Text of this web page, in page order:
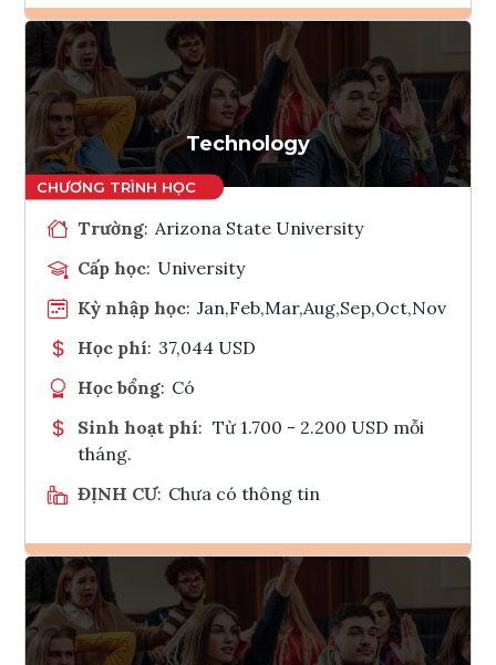
Ghi danh
Tham vấn Interlink
Technology
Trường: Arizona State University
Cấp học: University
Kỳ nhập học: Jan,Feb,Mar,Aug,Sep,Oct,Nov
Học phí: 37,044 USD
Học bổng: Có
Sinh hoạt phí: Từ 1.700 - 2.200 USD mỗi
tháng.
ĐỊNH CƯ: Chưa có thông tin
Ghi danh
Tham vấn Interlink